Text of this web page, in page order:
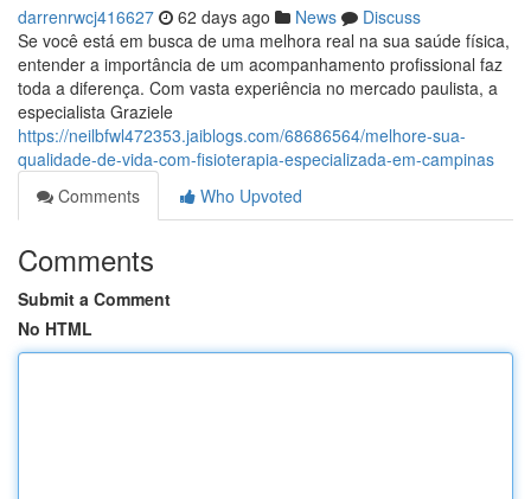
darrenrwcj416627 62 days ago News
Discuss
Se você está em busca de uma melhora real na sua saúde física,
entender a importância de um acompanhamento profissional faz
toda a diferença. Com vasta experiência no mercado paulista, a
especialista Graziele
https://neilbfwl472353.jaiblogs.com/68686564/melhore-sua-
qualidade-de-vida-com-fisioterapia-especializada-em-campinas
Comments
Who Upvoted
Comments
Submit a Comment
No HTML